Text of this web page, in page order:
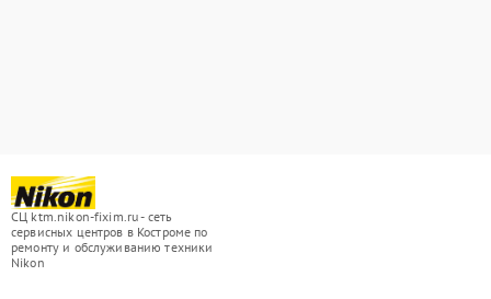
СЦ ktm.nikon-fixim.ru - сеть
сервисных центров в Костроме по
ремонту и обслуживанию техники
Nikon